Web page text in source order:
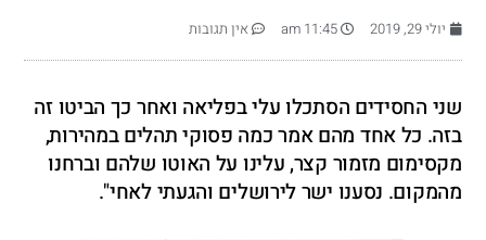
יולי 29, 2019 11:45 am אין תגובות
שני החסידים הסתכלו עלי בפליאה ואחר כך הביטו זה
בזה. כל אחד מהם אמר כמה פסוקי תהלים במהירות,
מקסימום מזמור קצר, עלינו על האוטו שלהם וברחנו
מהמקום. נסענו ישר לירושלים והגעתי לאחי".